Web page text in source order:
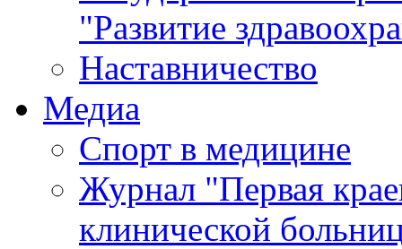
"Развитие
Наставничество
Медиа
Спорт в медицине
Журнал "Первая
клинической